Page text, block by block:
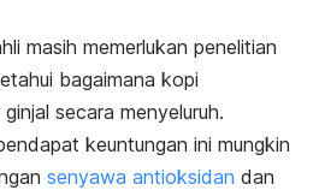
masih memerlukan penelitian
bagaimana kopi
secara menyeluruh.
keuntungan ini mungkin
senyawa antioksidan dan